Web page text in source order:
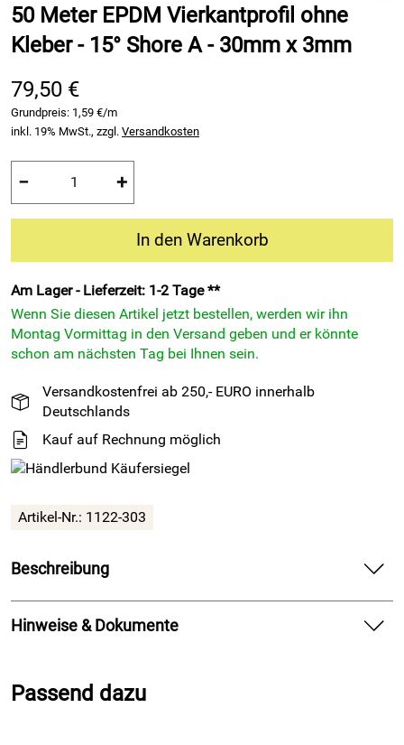
50 Meter EPDM Vierkantprofil ohne
Kleber - 15° Shore A - 30mm x 3mm
79,50 €
Grundpreis: 1,59 €/m
inkl. 19% MwSt., zzgl. Versandkosten
− +
In den Warenkorb
Am Lager - Lieferzeit: 1-2 Tage **
Wenn Sie diesen Artikel jetzt bestellen, werden wir ihn
Montag Vormittag in den Versand geben und er könnte
schon am nächsten Tag bei Ihnen sein.
Versandkostenfrei ab 250,- EURO innerhalb
Deutschlands
Kauf auf Rechnung möglich
Artikel-Nr.: 1122-303
Beschreibung
50 Meter EPDM Vierkantprofil ohne Kleber - 15° Shore A -
30mm x 3mm
eine hohe UV-, Witterung- und Alterungsbeständigkeit.
Hinweise & Dokumente
Passend dazu